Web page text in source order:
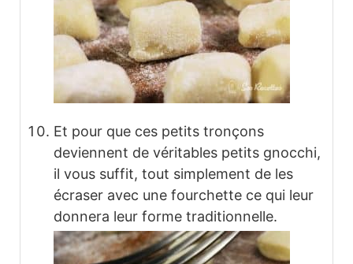
Et pour que ces petits tronçons
deviennent de véritables petits gnocchi,
il vous suffit, tout simplement de les
écraser avec une fourchette ce qui leur
donnera leur forme traditionnelle.